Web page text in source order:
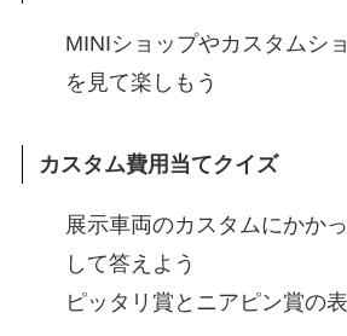
MINIショップやカスタムシ
を見て楽しもう
カスタム費用当てクイズ
展示車両のカスタムにかか
して答えよう
ピッタリ賞とニアピン賞の